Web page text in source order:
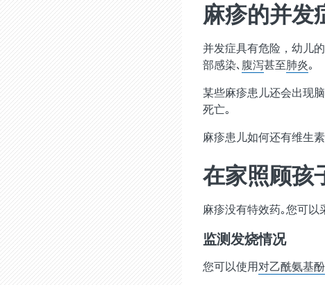
麻疹的并发
并发症具有危险，幼儿
部感染､ 腹泻甚至肺炎｡
某些麻疹患儿还会出现
死亡｡
麻疹患儿如何还有维生
在家照顾孩
麻疹没有特效药｡您可以
监测发烧情况
您可以使用对乙酰氨基酚